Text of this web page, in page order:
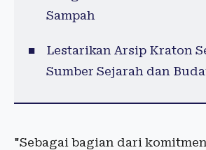
Sampah
Lestarikan Arsip Kraton
Sumber Sejarah dan
"Sebagai bagian dari